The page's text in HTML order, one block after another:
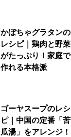
かぼちゃグラタンの
レシピ｜鶏肉と野菜
がたっぷり！家庭で
作れる本格派
ゴーヤスープのレシ
ピ｜中国の定番「苦
瓜湯」をアレンジ！